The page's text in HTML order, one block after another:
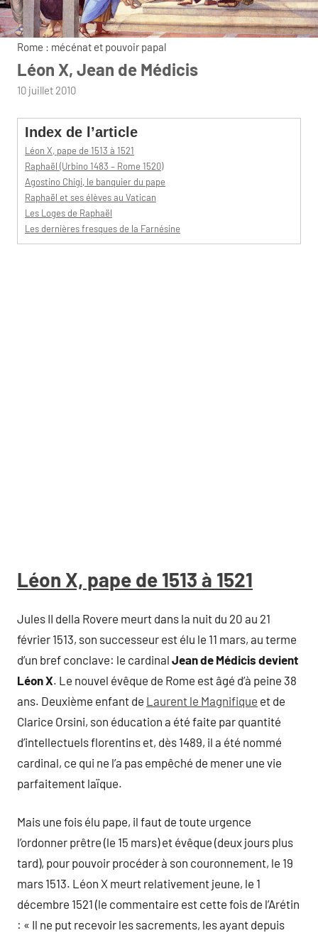
Rome : mécénat et pouvoir papal
Léon X, Jean de Médicis
par
10 juillet 2010
Index de l’article
Léon X, pape de 1513 à 1521
Raphaël (Urbino 1483 – Rome 1520)
Agostino Chigi, le banquier du pape
Raphaël et ses élèves au Vatican
Les Loges de Raphaël
Les dernières fresques de la Farnésine
Léon X, pape de 1513 à 1521
Jules II della Rovere meurt dans la nuit du 20 au 21
février 1513, son successeur est élu le 11 mars, au terme
d’un bref conclave: le cardinal Jean de Médicis devient
Léon X. Le nouvel évêque de Rome est âgé d’à peine 38
ans. Deuxième enfant de Laurent le Magnifique et de
Clarice Orsini, son éducation a été faite par quantité
d’intellectuels florentins et, dès 1489, il a été nommé
cardinal, ce qui ne l’a pas empêché de mener une vie
parfaitement laïque.
Mais une fois élu pape, il faut de toute urgence
l’ordonner prêtre (le 15 mars) et évêque (deux jours plus
tard), pour pouvoir procéder à son couronnement, le 19
mars 1513. Léon X meurt relativement jeune, le 1
décembre 1521 (le commentaire est cette fois de l’Arétin
: « Il ne put recevoir les sacrements, les ayant depuis